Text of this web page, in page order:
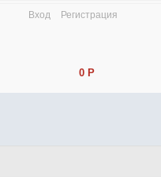
Вход Регистрация
0 Р